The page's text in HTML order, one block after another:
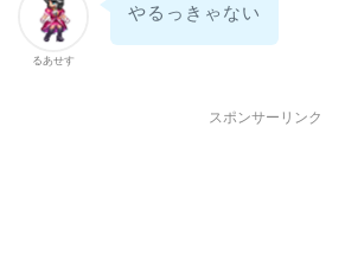
るあせす
やるっきゃない
スポンサーリンク